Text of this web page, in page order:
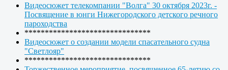
Видеосюжет телекомпании "Волга" 30 октября 2023г. -
Посвящение в юнги Нижегородского детского речного
пароходства
*******************************
Видеосюжет о создании модели спасательного судна
"Светлояр"
*******************************